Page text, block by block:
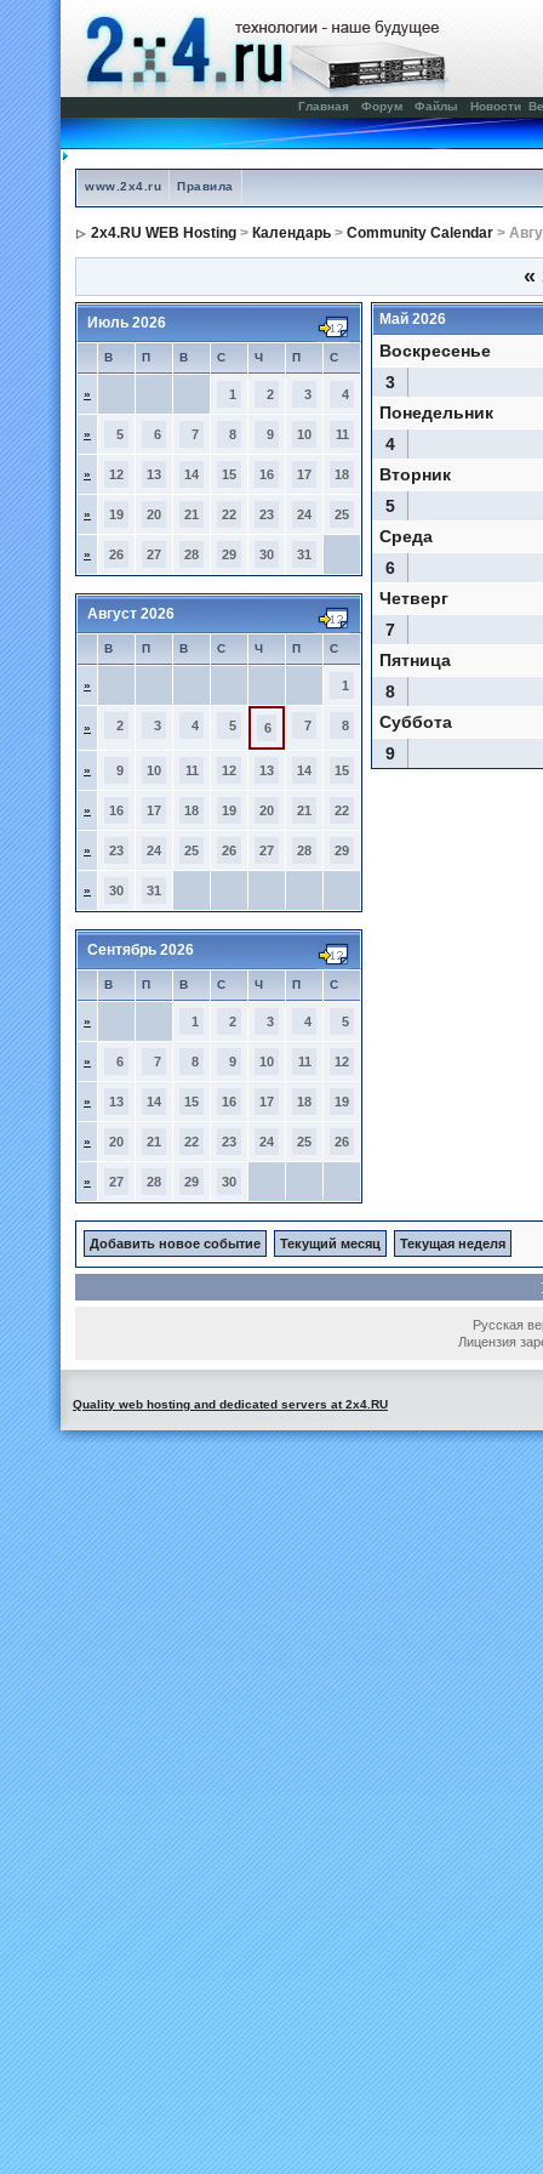
Главная Форум Файлы Новости
www.2x4.ru Правила
2x4.RU WEB Hosting > Календарь > Community Calendar >
«
Июль 2026
В П В С Ч П С
» 1 2 3 4
» 5 6 7 8 9 10 11
» 12 13 14 15 16 17 18
» 19 20 21 22 23 24 25
» 26 27 28 29 30 31
Август 2026
В П В С Ч П С
» 1
» 2 3 4 5 6 7 8
» 9 10 11 12 13 14 15
» 16 17 18 19 20 21 22
» 23 24 25 26 27 28 29
» 30 31
Сентябрь 2026
В П В С Ч П С
» 1 2 3 4 5
» 6 7 8 9 10 11 12
» 13 14 15 16 17 18 19
» 20 21 22 23 24 25 26
» 27 28 29 30
Май 2026
Воскресенье
3
Понедельник
4
Вторник
5
Среда
6
Четверг
7
Пятница
8
Суббота
9
Добавить новое событие Текущий месяц Текущая неделя
Русская
Лицензия
Quality web hosting and dedicated servers at 2x4.RU